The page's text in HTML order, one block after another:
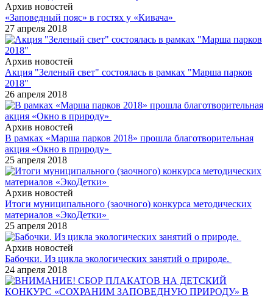
Архив новостей
«Заповедный пояс» в гостях у «Кивача»
27 апреля 2018
Архив новостей
Акция "Зеленый свет" состоялась в рамках "Марша парков
2018"
26 апреля 2018
Архив новостей
В рамках «Марша парков 2018» прошла благотворительная
акция «Окно в природу»
25 апреля 2018
Архив новостей
Итоги муниципального (заочного) конкурса методических
материалов «ЭкоДетки»
25 апреля 2018
Архив новостей
Бабочки. Из цикла экологических занятий о природе.
24 апреля 2018